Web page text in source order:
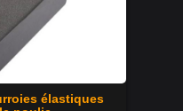
élastiques